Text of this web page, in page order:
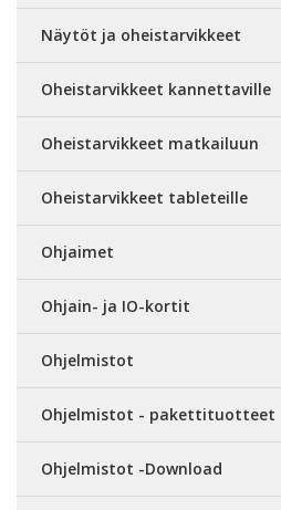
Näytöt ja oheistarvikkeet
Oheistarvikkeet kannettaville
Oheistarvikkeet matkailuun
Oheistarvikkeet tableteille
Ohjaimet
Ohjain- ja IO-kortit
Ohjelmistot
Ohjelmistot - pakettituotteet
Ohjelmistot -Download